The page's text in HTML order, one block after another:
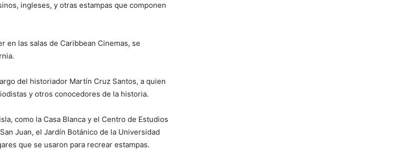
ingleses, y otras estampas que componen
en las salas de Caribbean Cinemas, se
del historiador Martín Cruz Santos, a quien
y otros conocedores de la historia.
como la Casa Blanca y el Centro de Estudios
Juan, el Jardín Botánico de la Universidad
que se usaron para recrear estampas.